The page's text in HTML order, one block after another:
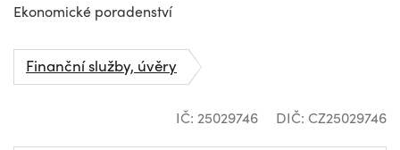
Ekonomické poradenství
Finanční služby, úvěry
IČ: 25029746 DIČ: CZ25029746